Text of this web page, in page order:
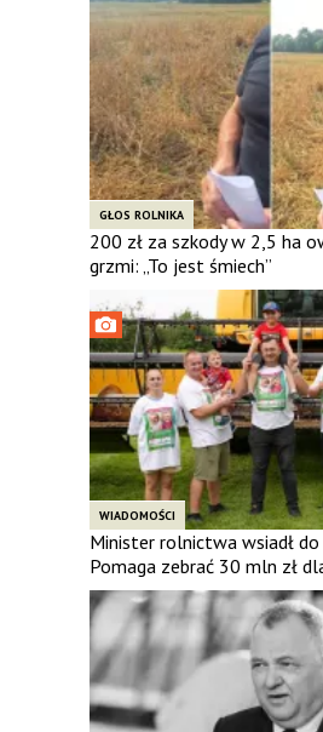
GŁOS ROLNIKA
200 zł za szkody w 2,5 ha
grzmi: „To jest śmiech”
WIADOMOŚCI
Minister rolnictwa wsiadł do
Pomaga zebrać 30 mln zł